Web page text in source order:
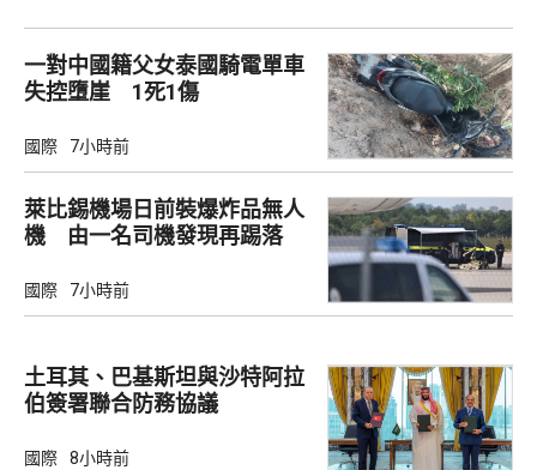
一對中國籍父女泰國騎電單車
失控墮崖 1死1傷
國際 7小時前
萊比錫機場日前裝爆炸品無人
機 由一名司機發現再踢落
國際 7小時前
土耳其、巴基斯坦與沙特阿拉
伯簽署聯合防務協議
國際 8小時前